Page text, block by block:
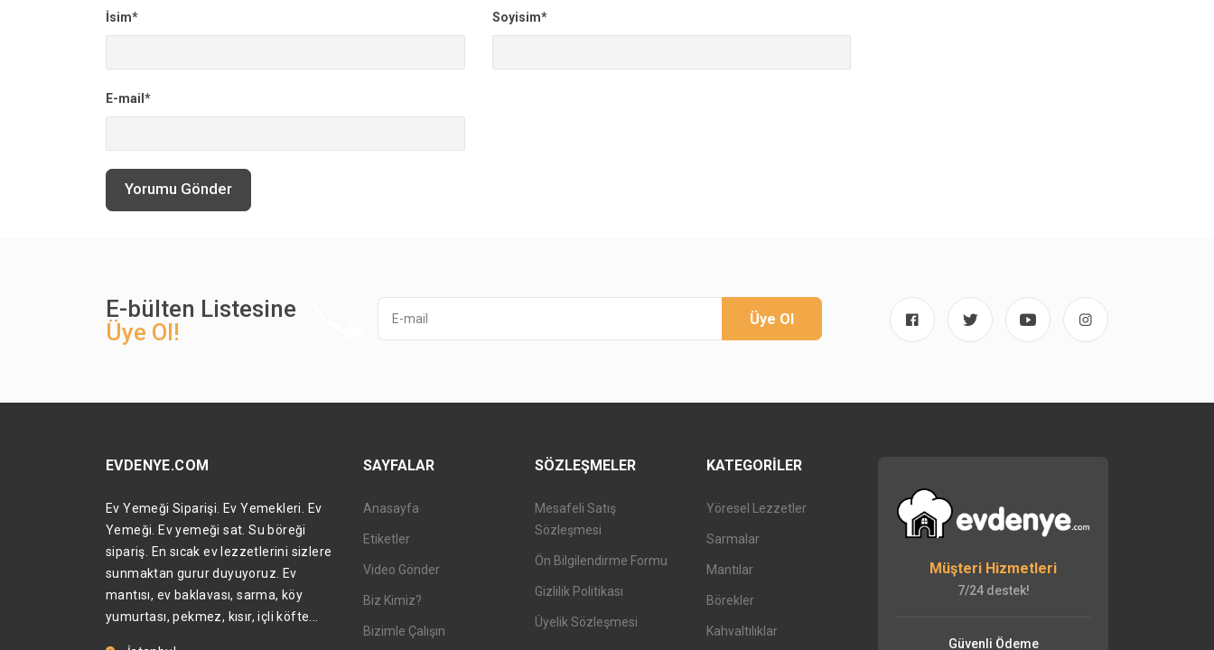
İsim* Soyisim*
E-mail*
Yorumu Gönder
E-bülten Listesine
Üye Ol!
Üye Ol
EVDENYE.COM
Ev Yemeği Siparişi. Ev Yemekleri. Ev
Yemeği. Ev yemeği sat. Su böreği
sipariş. En sıcak ev lezzetlerini sizlere
sunmaktan gurur duyuyoruz. Ev
mantısı, ev baklavası, sarma, köy
yumurtası, pekmez, kısır, içli köfte...
SAYFALAR
Anasayfa
Etiketler
Video Gönder
Biz Kimiz?
Bizimle Çalışın
SÖZLEŞMELER
Mesafeli Satış
Sözleşmesi
Ön Bilgilendirme Formu
Gizlilik Politikası
Üyelik Sözleşmesi
KATEGORILER
Yöresel Lezzetler
Sarmalar
Mantılar
Börekler
Kahvaltılıklar
Müşteri Hizmetleri
7/24 destek!
Güvenli Ödeme